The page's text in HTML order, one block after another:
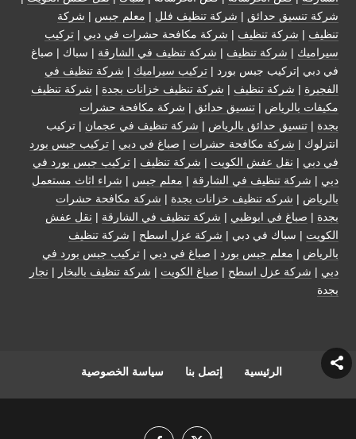
شركة تنسيق حدائق | شركة تنظيف فلل | معلم جبس | شركة
تنظيف | شركة تنظيف | شركة مكافحة حشرات في دبي | تركيب
سيراميك | شركة تنظيف | شركة تنظيف في الشارقة | سباك | صباغ
في دبي |تركيب جبس بورد | تركيب سيراميك | شركة تنظيف في
الفجيرة | شركة تنظيف | شركة تنظيف خزانات بجدة | شركة تنظيف
مكيفات بالرياض | تنسيق حدائق | شركة مكافحة حشرات
بجدة | تنسيق حدائق بالرياض | شركة تنظيف في عجمان | تركيب
انترلوك | شركة مكافحة حشرات | صباغ في دبي | تركيب جبس بورد
في دبي | نقل عفش الكويت | شركة تنظيف | تركيب جبس بورد في
دبي | شركة تنظيف في الشارقة | معلم جبس | شراء اثاث مستعمل
بالرياض | شركه تنظيف خزانات بجدة | شركة مكافحة حشرات
بجدة | صباغ في ابوظبي | شركة تنظيف في الشارقة | نقل عفش
الكويت | سباك في دبي | شركة عزل اسطح | شركة تنظيف
بالرياض | معلم جبس بورد | صباغ في دبي | تركيب جبس بورد في
دبي | شركة عزل اسطح | صباغ الكويت | شركة تنظيف بالبخار | نجار
بجدة
الرئيسية إتصل بنا سياسة الخصوصية